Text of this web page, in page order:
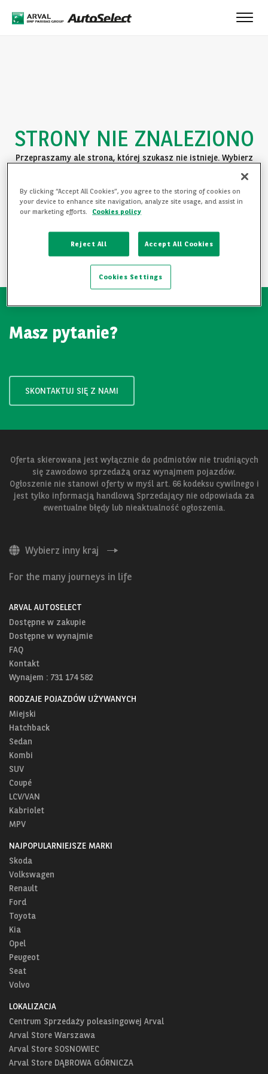
Toggle
STRONY NIE ZNALEZIONO
Przepraszamy ale strona, której szukasz nie istnieje. Wybierz
POWRÓT DO STRONY GŁÓWNEJ
ZAPOZNAJ SIĘ Z OFERTĄ
Masz pytanie?
SKONTAKTUJ SIĘ Z NAMI
Oferta skierowana jest wyłącznie do podmiotów nie trudniących
się zawodowo sprzedażą oraz wynajmem pojazdów.
Ogłoszenie nie stanowi oferty w myśl art. 66 kodeksu cywilnego i
jest tylko informacją handlową Sprzedający nie odpowiada za
ewentualne błędy lub nieaktualność ogłoszenia.
Wybierz inny kraj
For the many journeys in life
ARVAL AUTOSELECT
Dostępne w zakupie
Dostępne w wynajmie
FAQ
Kontakt
Wynajem : 731 174 582
RODZAJE POJAZDÓW UŻYWANYCH
Miejski
Hatchback
Sedan
Kombi
SUV
Coupé
LCV/VAN
Kabriolet
MPV
NAJPOPULARNIEJSZE MARKI
Skoda
Volkswagen
Renault
Ford
Toyota
Kia
Opel
Peugeot
Seat
Volvo
LOKALIZACJA
Centrum Sprzedaży poleasingowej Arval
Arval Store Warszawa
Arval Store SOSNOWIEC
Arval Store DĄBROWA GÓRNICZA
By clicking “Accept All Cookies”, you agree to the storing of cookies on
your device to enhance site navigation, analyze site usage, and assist in
our marketing efforts.
Cookies policy
Reject All Accept All Cookies
Cookies Settings